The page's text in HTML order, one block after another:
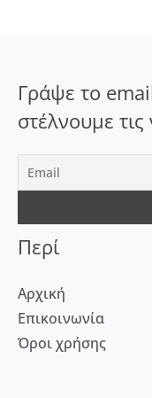
σ
α
Γράψε το
στέλνουμε
Περί
Αρχική
Επικοινωνία
Όροι χρήσης